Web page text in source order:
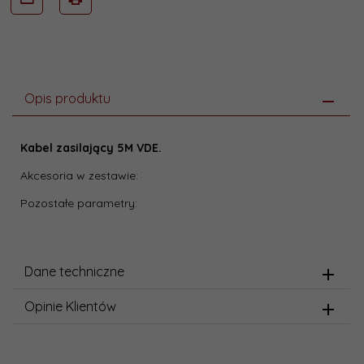
Opis produktu
Kabel zasilający 5M VDE.
Akcesoria w zestawie:
Pozostałe parametry:
Dane techniczne
Opinie Klientów